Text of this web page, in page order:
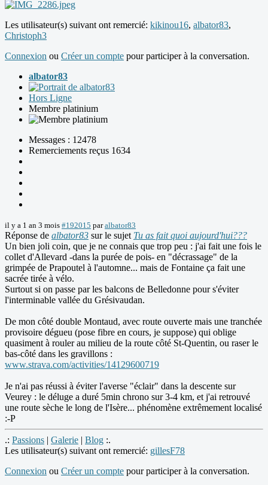
Les utilisateur(s) suivant ont remercié: kikinou16, albator83,
Christoph3
Connexion ou Créer un compte pour participer à la conversation.
albator83
Hors Ligne
Membre platinium
Messages : 12478
Remerciements reçus 1634
il y a 1 an 3 mois #192015 paralbator83
Réponse de albator83 sur le sujet Tu as fait quoi aujourd'hui???
Un bien joli coin, que je ne connais que trop peu : j'ai fait une fois le
collet d'Allevard -dans la purée de pois- en "décrassage" de la
grimpée de Prapoutel à l'automne... mais de Fontaine ça fait une
sacrée tirée à vélo.
Surtout si on passe par les balcons de Belledonne pour s'éviter
l'interminable vallée du Grésivaudan.
De mon côté double Montaud, avec route ouverte mais une tranchée
provisoire dégueu (pose fibre en cours, je suppose) qui oblige
quasiment à rouler au milieu de la route côté St-Quentin, ou raser le
bas-côté dans les gravillons :
www.strava.com/activities/14129600719
Je n'ai pas réussi à éviter l'averse "éclair" dans la descente sur
Veurey : le déluge a duré 5min chrono sur 3-4 km, et j'ai retrouvé
une route sèche le long de l'Isère... phénomène extrêmement localisé
:-P
.: Passions | Galerie | Blog :.
Les utilisateur(s) suivant ont remercié: gillesF78
Connexion ou Créer un compte pour participer à la conversation.